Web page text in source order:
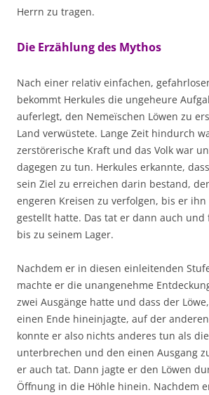
Herrn zu tragen.
Die Erzählung des Mythos
Nach einer relativ einfachen,
bekommt Herkules die ungeheure
auferlegt, den Nemeïschen Löwen zu
Land verwüstete. Lange Zeit hindurch
zerstörerische Kraft und das Volk war
dagegen zu tun. Herkules erkannte,
sein Ziel zu erreichen darin bestand,
engeren Kreisen zu verfolgen, bis er
gestellt hatte. Das tat er dann auch und
bis zu seinem Lager.
Nachdem er in diesen einleitenden
machte er die unangenehme
zwei Ausgänge hatte und dass der
einen Ende hineinjagte, auf der
konnte er also nichts anderes tun als die
unterbrechen und den einen Ausgang
er auch tat. Dann jagte er den Löwen
Öffnung in die Höhle hinein. Nachdem